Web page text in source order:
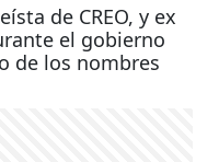
de CREO, y ex
el gobierno
de los nombres